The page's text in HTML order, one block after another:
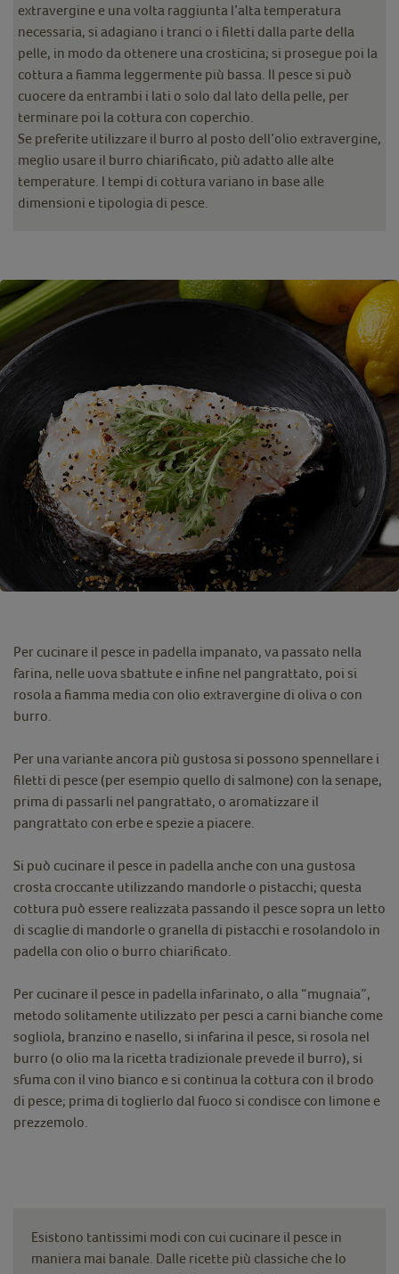
extravergine e una volta raggiunta l’alta temperatura
necessaria, si adagiano i tranci o i filetti dalla parte della
pelle, in modo da ottenere una crosticina; si prosegue poi la
cottura a fiamma leggermente più bassa. Il pesce si può
cuocere da entrambi i lati o solo dal lato della pelle, per
terminare poi la cottura con coperchio.
Se preferite utilizzare il burro al posto dell’olio extravergine,
meglio usare il burro chiarificato, più adatto alle alte
temperature. I tempi di cottura variano in base alle
dimensioni e tipologia di pesce.
Per cucinare il pesce in padella impanato, va passato nella
farina, nelle uova sbattute e infine nel pangrattato, poi si
rosola a fiamma media con olio extravergine di oliva o con
burro.
Per una variante ancora più gustosa si possono spennellare i
filetti di pesce (per esempio quello di salmone) con la senape,
prima di passarli nel pangrattato, o aromatizzare il
pangrattato con erbe e spezie a piacere.
Si può cucinare il pesce in padella anche con una gustosa
crosta croccante utilizzando mandorle o pistacchi; questa
cottura può essere realizzata passando il pesce sopra un letto
di scaglie di mandorle o granella di pistacchi e rosolandolo in
padella con olio o burro chiarificato.
Per cucinare il pesce in padella infarinato, o alla “mugnaia”,
metodo solitamente utilizzato per pesci a carni bianche come
sogliola, branzino e nasello, si infarina il pesce, si rosola nel
burro (o olio ma la ricetta tradizionale prevede il burro), si
sfuma con il vino bianco e si continua la cottura con il brodo
di pesce; prima di toglierlo dal fuoco si condisce con limone e
prezzemolo.
Esistono tantissimi modi con cui cucinare il pesce in
maniera mai banale. Dalle ricette più classiche che lo